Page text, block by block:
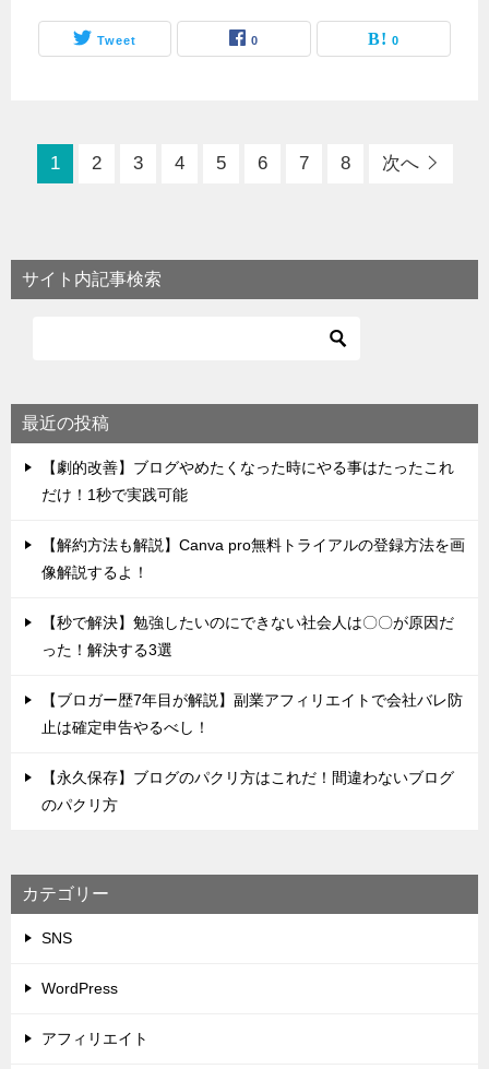
Tweet 0 0
1 2 3 4 5 6 7 8 次へ
サイト内記事検索
最近の投稿
【劇的改善】ブログやめたくなった時にやる事はたったこれ
だけ！1秒で実践可能
【解約方法も解説】Canva pro無料トライアルの登録方法を画
像解説するよ！
【秒で解決】勉強したいのにできない社会人は〇〇が原因だ
った！解決する3選
【ブロガー歴7年目が解説】副業アフィリエイトで会社バレ防
止は確定申告やるべし！
【永久保存】ブログのパクリ方はこれだ！間違わないブログ
のパクリ方
カテゴリー
SNS
WordPress
アフィリエイト